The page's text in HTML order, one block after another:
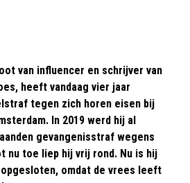
van influencer en schrijver van
heeft vandaag vier jaar
tegen zich horen eisen bij
In 2019 werd hij al
gevangenisstraf wegens
nu toe liep hij vrij rond. Nu is hij
omdat de vrees leeft